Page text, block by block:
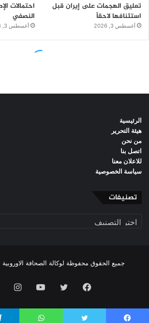
الرئيسية
هيئة التحرير
من نحن
اتصل بنا
للاعلان معنا
سياسة الخصوصية
تصنيفات
تصنيفات
جميع الحقوق محفوظة لوكالة الصحافة الاوروبية
فيسبوك تويتر يوتيوب